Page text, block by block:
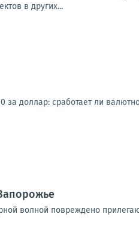
в других...
за доллар: сработает ли
волной повреждено